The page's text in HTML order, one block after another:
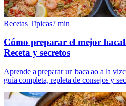
Recetas Típicas7 min
Cómo preparar el mejor
Receta y secretos
Aprende a preparar un bacalao a la
guía completa, repleta de consejos y